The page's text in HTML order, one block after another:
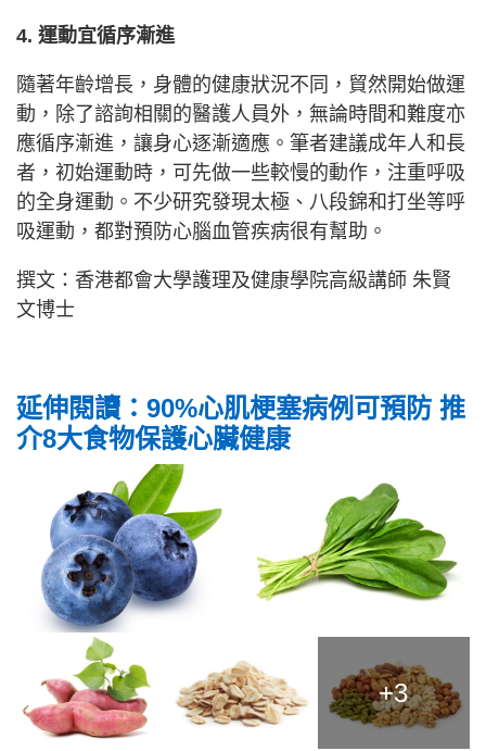
4. 運動宜循序漸進
隨著年齡增長，身體的健康狀況不同，貿然開始做運
動，除了諮詢相關的醫護人員外，無論時間和難度亦
應循序漸進，讓身心逐漸適應。筆者建議成年人和長
者，初始運動時，可先做一些較慢的動作，注重呼吸
的全身運動。不少研究發現太極、八段錦和打坐等呼
吸運動，都對預防心腦血管疾病很有幫助。
撰文：香港都會大學護理及健康學院高級講師 朱賢
文博士
延伸閱讀：90%心肌梗塞病例可預防 推
介8大食物保護心臟健康
+3